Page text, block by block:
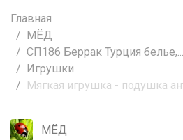
Главная
МЁД
СП186 Беррак Турция белье,...
Игрушки
Мягкая игрушка - подушка
МЁД